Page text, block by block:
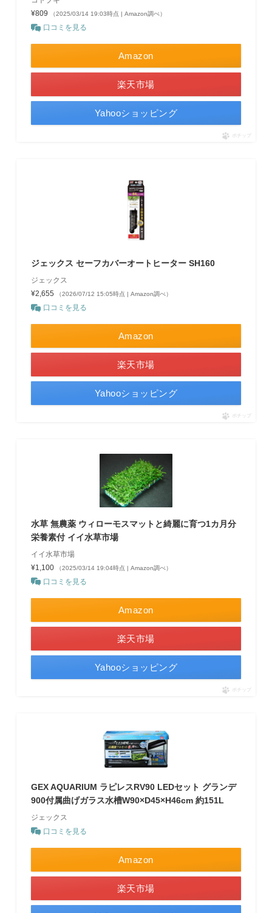
¥809
（2025/03/14 19:03時点 | Amazon調べ）
口コミを見る
Amazon
楽天市場
Yahooショッピング
ポチップ
ジェックス セーフカバーオートヒーター SH160
ジェックス
¥2,655
（2026/07/12 15:05時点 | Amazon調べ）
口コミを見る
Amazon
楽天市場
Yahooショッピング
ポチップ
水草 無農薬 ウィローモスマットと綺麗に育つ1カ月分
栄養素付 イイ水草市場
イイ水草市場
¥1,100
（2025/03/14 19:04時点 | Amazon調べ）
口コミを見る
Amazon
楽天市場
Yahooショッピング
ポチップ
GEX AQUARIUM ラピレスRV90 LEDセット グランデ
900付属曲げガラス水槽W90×D45×H46cm 約151L
ジェックス
口コミを見る
Amazon
楽天市場